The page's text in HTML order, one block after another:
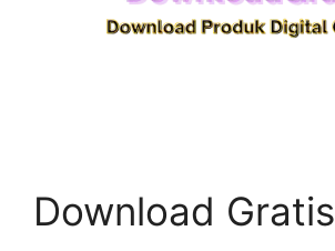
Download Gratis